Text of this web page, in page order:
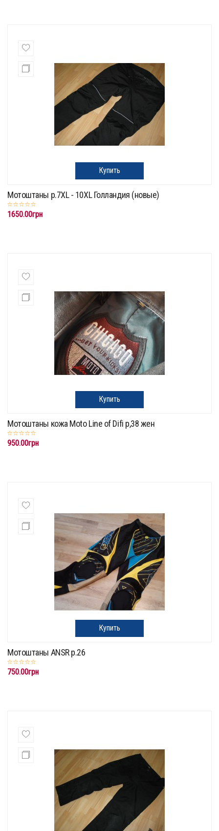
Купить
Мотоштаны p.7XL - 10XL Голландия (новые)
1650.00грн
Купить
Мотоштаны кожа Moto Line of Difi p,38 жен
950.00грн
Купить
Мотоштаны ANSR p.26
750.00грн